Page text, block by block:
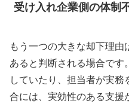
受け入れ企業側の体制
もう一つの大きな却下理
あると判断される場合です
していたり、担当者が実
合には、実効性のある支援